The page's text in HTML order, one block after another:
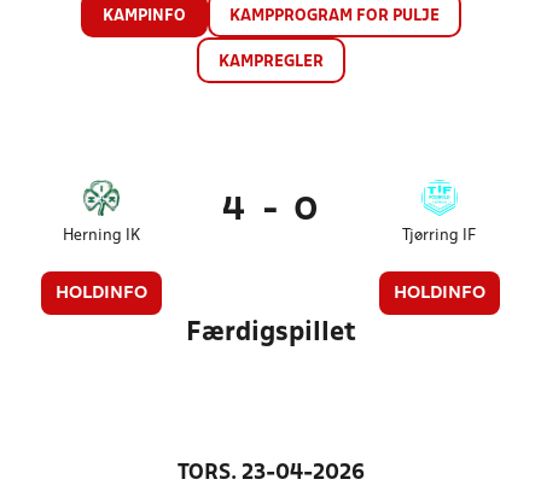
KAMPINFO KAMPPROGRAM FOR PULJE
KAMPREGLER
Herning IK
HOLDINFO
4 - 0
Tjørring IF
HOLDINFO
Færdigspillet
TORS. 23-04-2026